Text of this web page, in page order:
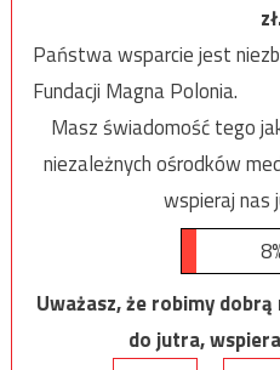
Państwa wsparcie jest
Fundacji Magna Polonia.
Masz świadomość tego
niezależnych ośrodków
wspieraj nas
Uważasz, że robimy
do jutra,